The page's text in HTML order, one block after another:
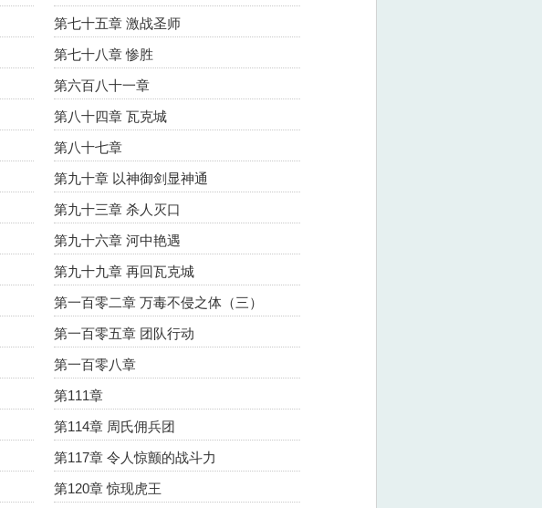
第七十五章 激战圣师
第七十八章 惨胜
第六百八十一章
第八十四章 瓦克城
第八十七章
第九十章 以神御剑显神通
第九十三章 杀人灭口
第九十六章 河中艳遇
第九十九章 再回瓦克城
第一百零二章 万毒不侵之体（三）
第一百零五章 团队行动
第一百零八章
第111章
第114章 周氏佣兵团
第117章 令人惊颤的战斗力
第120章 惊现虎王